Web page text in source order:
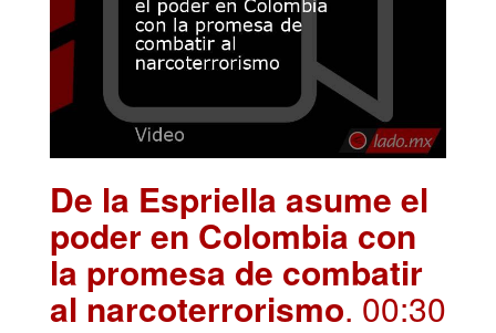
De la Espriella asume el
poder en Colombia con
la promesa de combatir
al narcoterrorismo. 00:30